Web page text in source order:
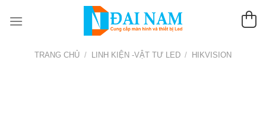
đến
TRANG CHỦ / LINH KIỆN -VẬT TƯ LED / HIKVISION